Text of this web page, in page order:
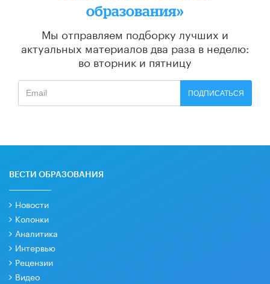
образования»
Мы отправляем подборку лучших и
актуальных материалов два раза в неделю:
во вторник и пятницу
ПОДПИСАТЬСЯ
ВЕСТИ ОБРАЗОВАНИЯ
Новости
Колонки
Аналитика
Интервью
Рецензии
Видео